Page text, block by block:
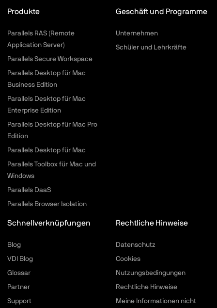
Produkte
Parallels RAS (Remote
Application Server)
Parallels Secure Workspace
Parallels Desktop für Mac
Business Edition
Parallels Desktop für Mac
Enterprise Edition
Parallels Desktop für Mac Pro
Edition
Parallels Desktop für Mac
Parallels Toolbox für Mac und
Windows
Parallels DaaS
Parallels Browser Isolation
Geschäft und Programme
Unternehmen
Schüler und Lehrkräfte
Schnellverknüpfungen
Blog
VDI Blog
Glossar
Partner
Support
Rechtliche Hinweise
Datenschutz
Cookies
Nutzungsbedingungen
Rechtliche Hinweise
Meine Informationen nicht